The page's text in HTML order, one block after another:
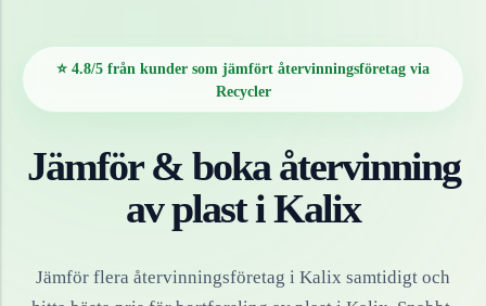
⭐ 4.8/5 från kunder som jämfört återvinningsföretag via
Recycler
Jämför & boka återvinning
avplastiKalix
Jämför flera återvinningsföretag i Kalix samtidigt och